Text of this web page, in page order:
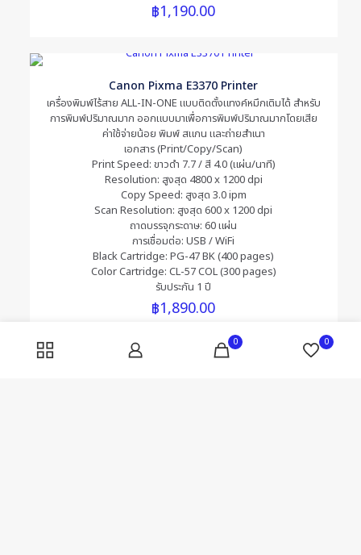
฿1,190.00
Canon Pixma E3370 Printer
เครื่องพิมพ์ไร้สาย ALL-IN-ONE แบบติดตั้งแทงค์หมึกเติมได้ สำหรับ
การพิมพ์ปริมาณมาก ออกแบบมาเพื่อการพิมพ์ปริมาณมากโดยเสีย
ค่าใช้จ่ายน้อย พิมพ์ สแกน และถ่ายสำเนา
เอกสาร (Print/Copy/Scan)
Print Speed: ขาวดำ 7.7 / สี 4.0 (แผ่น/นาที)
Resolution: สูงสุด 4800 x 1200 dpi
Copy Speed: สูงสุด 3.0 ipm
Scan Resolution: สูงสุด 600 x 1200 dpi
ถาดบรรจุกระดาษ: 60 แผ่น
การเชื่อมต่อ: USB / WiFi
Black Cartridge: PG-47 BK (400 pages)
Color Cartridge: CL-57 COL (300 pages)
รับประกัน 1 ปี
฿1,890.00
ติดต่อสอบถาม - Call us 24/7!
0 0